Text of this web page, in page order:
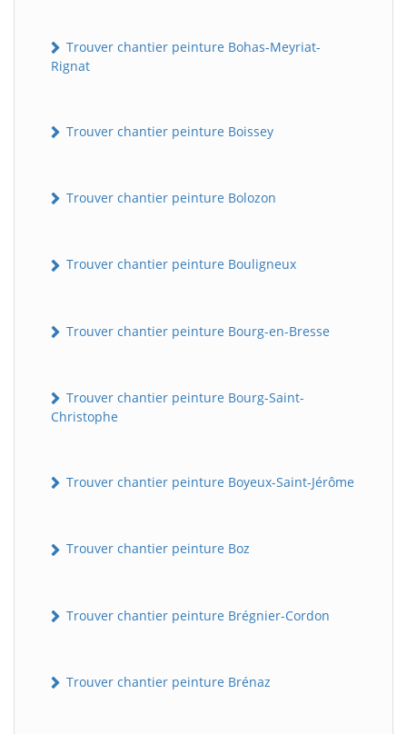
Trouver chantier peinture Bohas-Meyriat-
Rignat
Trouver chantier peinture Boissey
Trouver chantier peinture Bolozon
Trouver chantier peinture Bouligneux
Trouver chantier peinture Bourg-en-Bresse
Trouver chantier peinture Bourg-Saint-
Christophe
Trouver chantier peinture Boyeux-Saint-Jérôme
Trouver chantier peinture Boz
Trouver chantier peinture Brégnier-Cordon
Trouver chantier peinture Brénaz